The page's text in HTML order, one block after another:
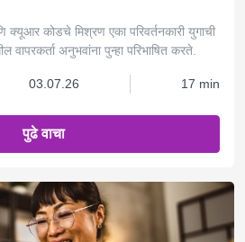
कोडचे मिश्रण एका परिवर्तनकारी युगाची
वापरकर्ता अनुभवांना पुन्हा परिभाषित करते.
03.07.26 17 min
पुढे वाचा